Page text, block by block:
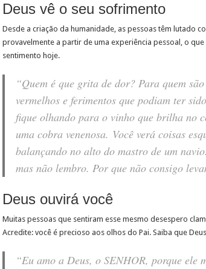
Deus vê o seu sofrimento
Desde a criação da humanidade, as pessoas têm lutado
provavelmente a partir de uma experiência pessoal, o
sentimento hoje.
“Quem é que grita de dor? Para quem
vermelhos e ferimentos que podiam ter
fique olhando para o vinho que brilha no
uma cobra venenosa. Você verá coisas
balançando no alto do mastro de um
mas não lembro. Por que não consigo
Deus ouvirá você
Muitas pessoas que sentiram esse mesmo desespero
Acredite: você é precioso aos olhos do Pai. Saiba que
“Eu amo a Deus, o SENHOR, porque ele